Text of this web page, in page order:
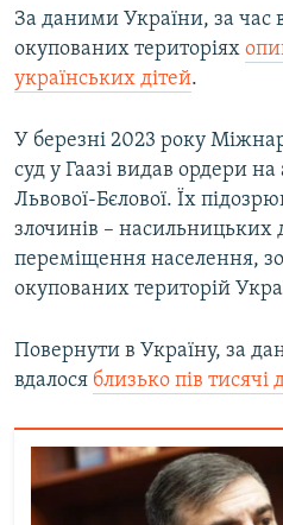
За даними України, за час
окупованих територіях
українських дітей.
У березні 2023 року
суд у Гаазі видав ордери
Львової-Бєлової. Їх
злочинів – насильницьких
переміщення населення,
окупованих територій
Повернути в Україну, за
вдалося близько пів тисячі